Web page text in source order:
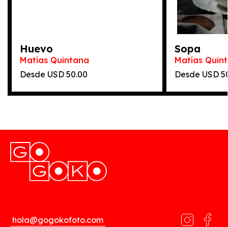
Huevo
Matías Quintana
Desde
50.00
Sopa
Matías
Desde
hola@gogokofoto.com